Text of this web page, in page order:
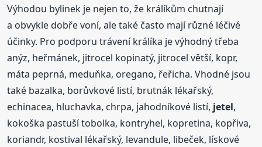
Výhodou bylinek je nejen to, že králíkům chutnají
a obvykle dobře voní, ale také často mají různé léčivé
účinky. Pro podporu trávení králíka je výhodný třeba
anýz, heřmánek, jitrocel kopinatý, jitrocel větší, kopr,
máta peprná, meduňka, oregano, řeřicha. Vhodné jsou
také bazalka, borůvkové listí, brutnák lékařský,
echinacea, hluchavka, chrpa, jahodníkové listí, jetel,
kokoška pastuší tobolka, kontryhel, kopretina, kopřiva,
koriandr, kostival lékařský, levandule, libeček, lískové